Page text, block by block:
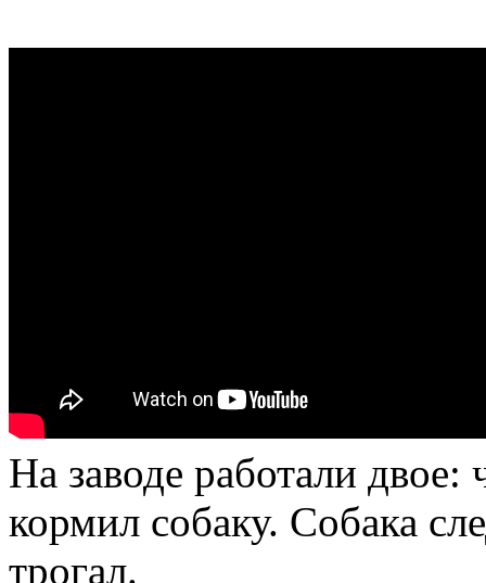
На заводе работали двое:
кормил собаку. Собака
трогал.